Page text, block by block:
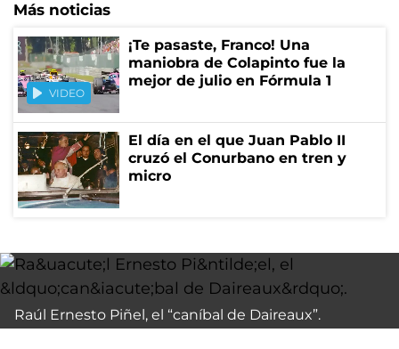
Más noticias
VIDEO
¡Te pasaste, Franco! Una
maniobra de Colapinto fue la
mejor de julio en Fórmula 1
El día en el que Juan Pablo II
cruzó el Conurbano en tren y
micro
Raúl Ernesto Piñel, el “caníbal de Daireaux”.